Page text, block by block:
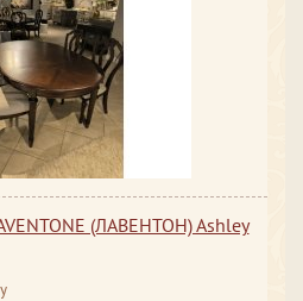
(ЛАВЕНТОН) Ashley